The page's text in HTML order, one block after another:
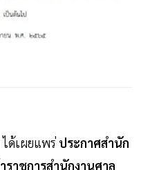
ด้เผยแพร่ ประกาศสํานัก
ราชการสํานักงานศาล